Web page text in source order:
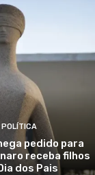
POLÍTICA
pedido para
receba filhos
dos Pais